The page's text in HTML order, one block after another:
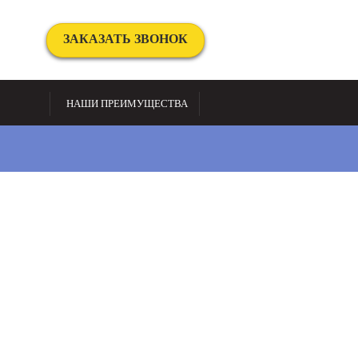
ЗАКАЗАТЬ ЗВОНОК
НАШИ ПРЕИМУЩЕСТВА